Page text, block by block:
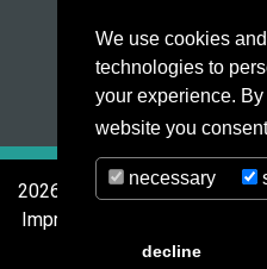
We use cookies
technologies to
your experience.
website you
necessary
decline
Technológia
Szerviz
Kapcsolat
2026 © MERKLE
Impressum